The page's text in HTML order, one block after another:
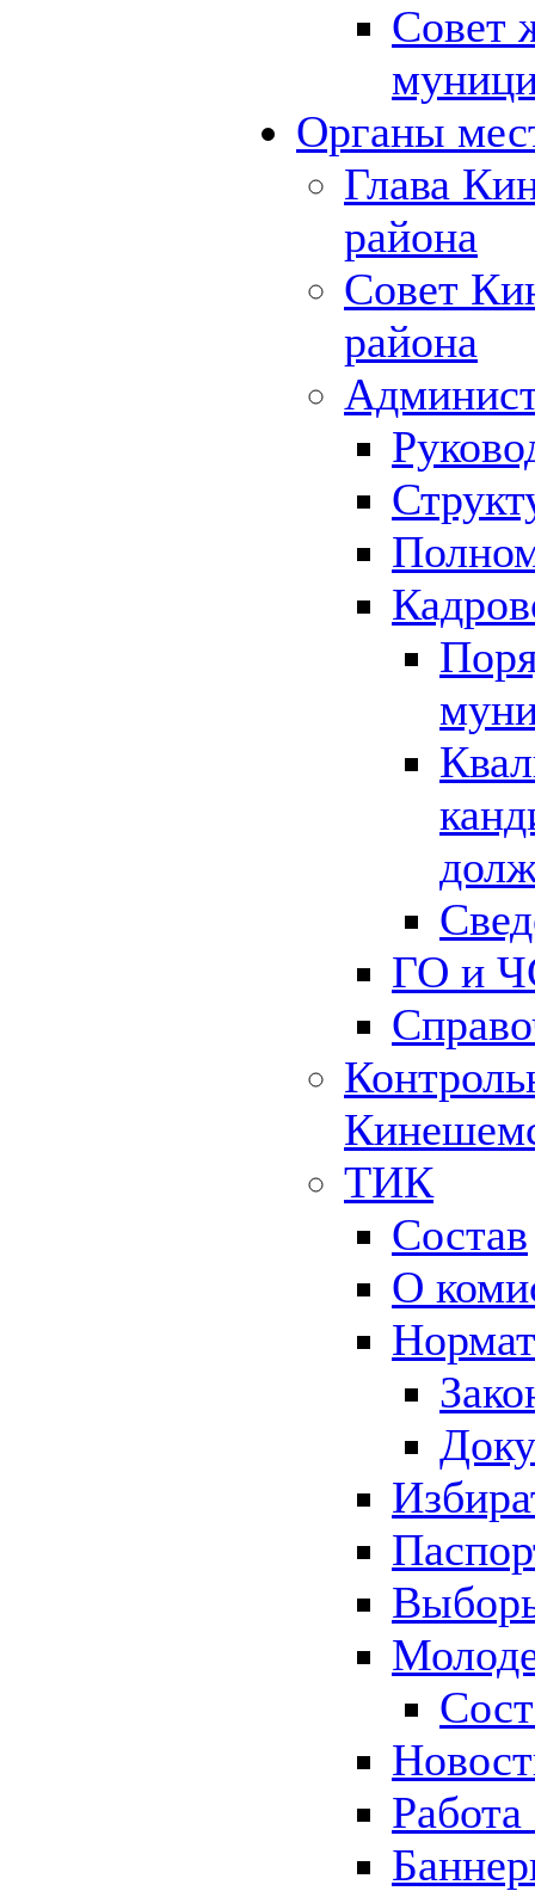
Совет
Органы
Глава
района
Совет
района
ГО и
ТИК
Состав
О